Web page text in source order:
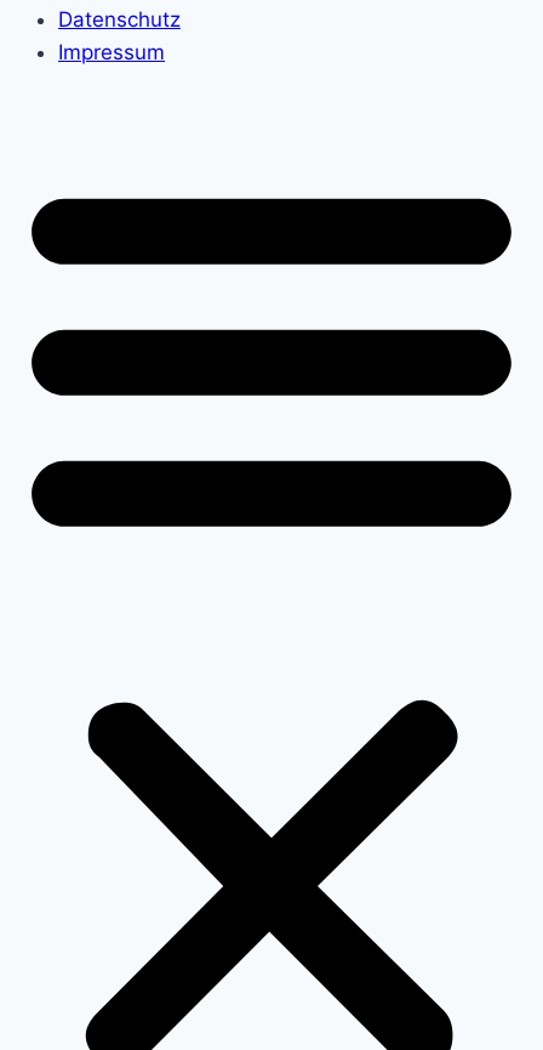
Datenschutz
Impressum